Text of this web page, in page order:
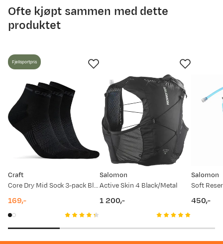
Ofte kjøpt sammen med dette
produktet
Craft
Core Dry Mid Sock 3-pack Black
Fjellsportpris
price
169,-
Salomon
Active Skin 4 Black/Metal
1 200,-
Salomon
450,-